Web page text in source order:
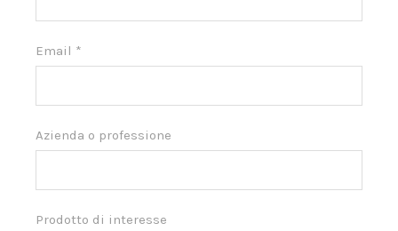
Email *
Azienda o professione
Prodotto di interesse